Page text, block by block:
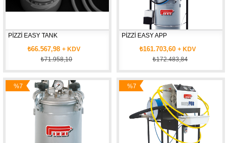
PİZZİ EASY TANK
₺66.567,98+ KDV
₺71.958,10
PİZZİ EASY APP
₺161.703,60 + KDV
₺172.483,84
%7
%7